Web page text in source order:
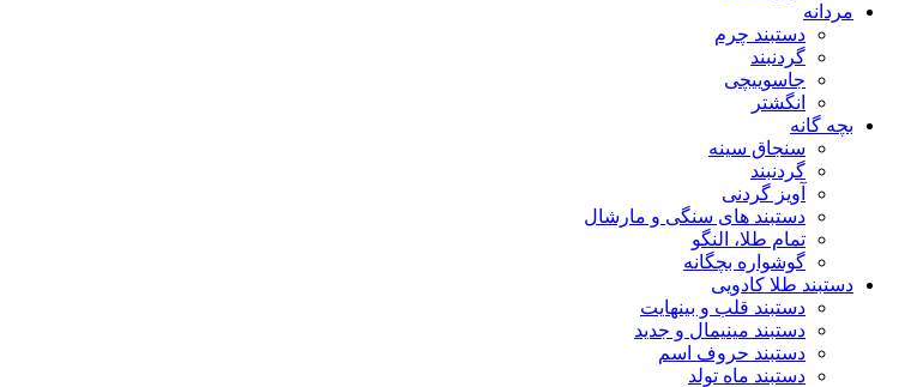
مردانه
دستبند چرم
گردنبند
جاسوییچی
انگشتر
بچه گانه
سنجاق سینه
گردنبند
آویز گردنی
دستبند های سنگی و مارشال
تمام طلا، النگو
گوشواره بچگانه
دستبند طلا کادویی
دستبند قلب و بینهایت
دستبند مینیمال و جدید
دستبند حروف اسم
دستبند ماه تولد